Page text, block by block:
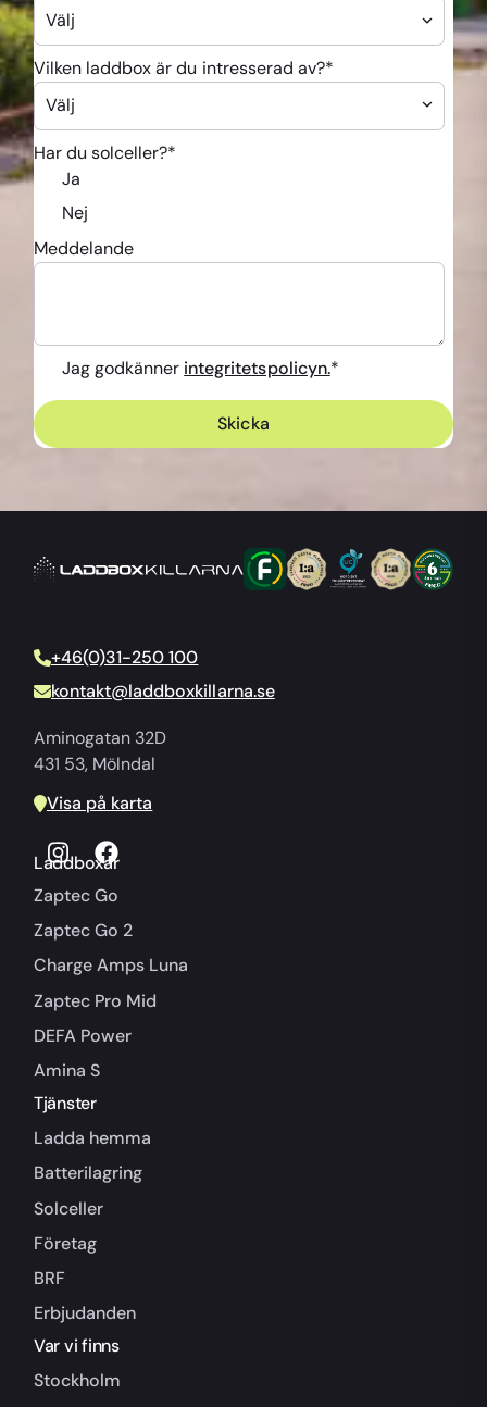
Vilken laddbox är du intresserad av?*
Har du solceller?*
Ja
Nej
Meddelande
Jag godkänner integritetspolicyn.*
+46(0)31-250 100
kontakt@laddboxkillarna.se
Aminogatan 32D
431 53, Mölndal
Visa på karta
Laddboxar
Zaptec Go
Zaptec Go 2
Charge Amps Luna
Zaptec Pro Mid
DEFA Power
Amina S
Tjänster
Ladda hemma
Batterilagring
Solceller
Företag
BRF
Erbjudanden
Var vi finns
Stockholm